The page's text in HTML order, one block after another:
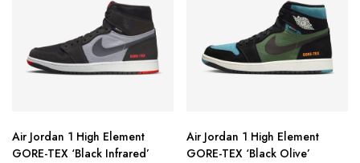
Air Jordan 1 High Element
GORE-TEX ‘Black Infrared’
Air Jordan 1 High Element
GORE-TEX ‘Black Olive’